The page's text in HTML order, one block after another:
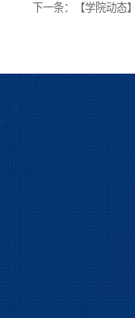
下一条：
【学院动